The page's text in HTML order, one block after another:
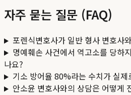
자주 묻는 질문 (FAQ)
포렌식변호사가 일반 형사 변호사
명예훼손 사건에서 역고소를 당하
나요?
기소 방어율 80%라는 수치가 실제
안소윤 변호사와의 상담은 어떻게